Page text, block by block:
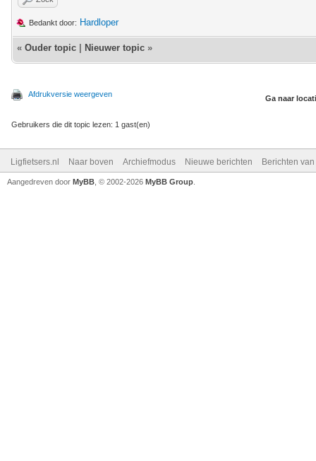
Bedankt door: Hardloper
« Ouder topic Nieuwer topic »
Afdrukversie weergeven Ga naar
Gebruikers die dit topic lezen: 1 gast(en)
Ligfietsers.nl Naar boven Archiefmodus Nieuwe berichten Berichten
Aangedreven door MyBB , © 2002-2026 MyBB Group